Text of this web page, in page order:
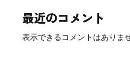
最近のコメント
表示できるコメントはありま